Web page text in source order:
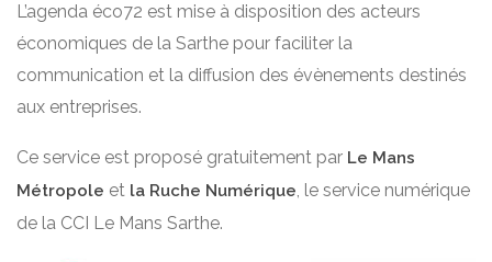
L’agenda éco72 est mise à disposition des acteurs
économiques de la Sarthe pour faciliter la
communication et la diffusion des évènements destinés
aux entreprises.
Ce service est proposé gratuitement par Le Mans
Métropole et la Ruche Numérique, le service numérique
de la CCI Le Mans Sarthe.